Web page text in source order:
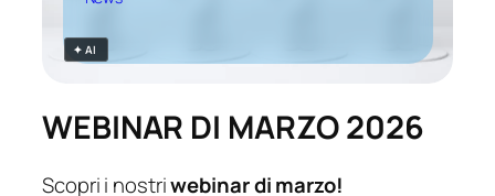
✦ AI
WEBINAR DI MARZO 2026
Scopri i nostriwebinar di marzo!